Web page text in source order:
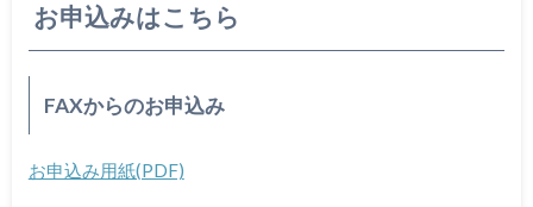
お申込みはこちら
FAXからのお申込み
お申込み用紙(PDF)